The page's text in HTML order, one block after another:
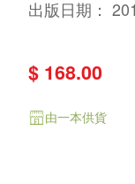
出版日期：
$ 168.00
由一本供貨